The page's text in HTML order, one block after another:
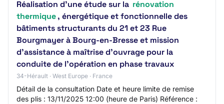
Réalisation d’une étude sur la rénovation
thermique, énergétique et fonctionnelle des
bâtiments structurants du 21 et 23 Rue
Bourgmayer à Bourg-en-Bresse et mission
d’assistance à maîtrise d’ouvrage pour la
conduite de l’opération en phase travaux
34-Hérault · West Europe · France
Détail de la consultation Date et heure limite de remise
des plis : 13/11/2025 12:00 (heure de Paris) Référence :